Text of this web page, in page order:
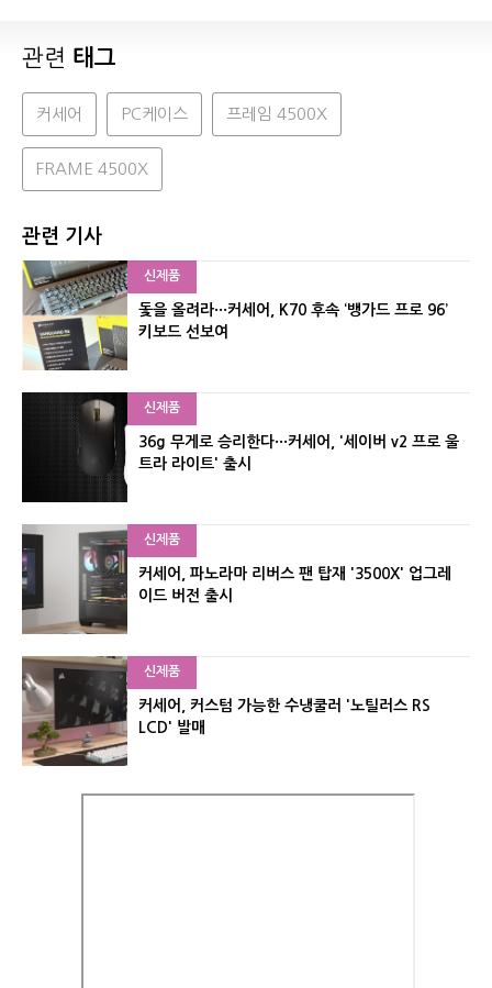
관련 태그
커세어 PC케이스 프레임 4500X
FRAME 4500X
관련 기사
신제품
돛을 올려라···커세어, K70 후속 ‘뱅가드 프로 96’
키보드 선보여
신제품
36g 무게로 승리한다···커세어, '세이버 v2 프로 울
트라 라이트' 출시
신제품
커세어, 파노라마 리버스 팬 탑재 '3500X' 업그레
이드 버전 출시
신제품
커세어, 커스텀 가능한 수냉쿨러 '노틸러스 RS
LCD' 발매